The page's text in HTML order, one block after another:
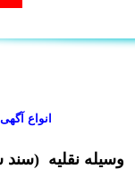
انواع
وسیله نقلیه